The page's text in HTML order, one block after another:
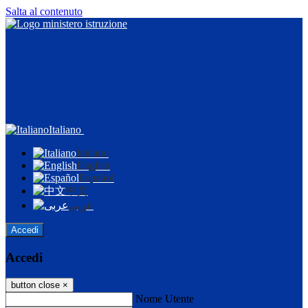
Salta al contenuto
Italiano
Italiano
English
Español
中文
عربى
Accedi
Accedi
button close ×
Nome Utente